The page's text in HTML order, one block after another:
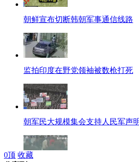
朝鲜宣布切断韩朝军事通信线路
监拍印度在野党领袖被数枪打死
朝军民大规模集会支持人民军声
0顶 收藏